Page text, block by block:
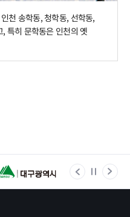
천 송학동, 청학동, 선학동,
특히 문학동은 인천의 옛